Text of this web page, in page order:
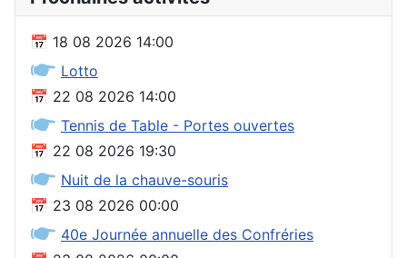
📅 18 08 2026 14:00
🖝 Lotto
📅 22 08 2026 14:00
🖝 Tennis de Table - Portes ouvertes
📅 22 08 2026 19:30
🖝 Nuit de la chauve-souris
📅 23 08 2026 00:00
🖝 40e Journée annuelle des Confréries